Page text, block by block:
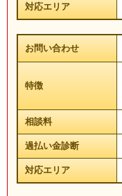
対応エリア
お問い合わせ
特徴
相談料
過払い金診断
対応エリア